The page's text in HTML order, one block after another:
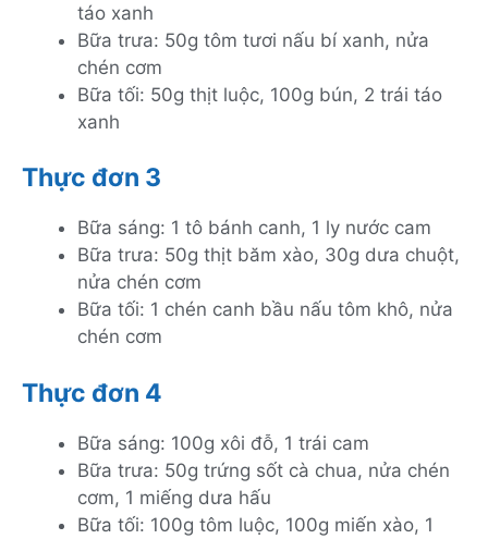
táo xanh
Bữa trưa: 50g tôm tươi nấu bí xanh, nửa
chén cơm
Bữa tối: 50g thịt luộc, 100g bún, 2 trái táo
xanh
Thực đơn 3
Bữa sáng: 1 tô bánh canh, 1 ly nước cam
Bữa trưa: 50g thịt băm xào, 30g dưa chuột,
nửa chén cơm
Bữa tối: 1 chén canh bầu nấu tôm khô, nửa
chén cơm
Thực đơn 4
Bữa sáng: 100g xôi đỗ, 1 trái cam
Bữa trưa: 50g trứng sốt cà chua, nửa chén
cơm, 1 miếng dưa hấu
Bữa tối: 100g tôm luộc, 100g miến xào, 1